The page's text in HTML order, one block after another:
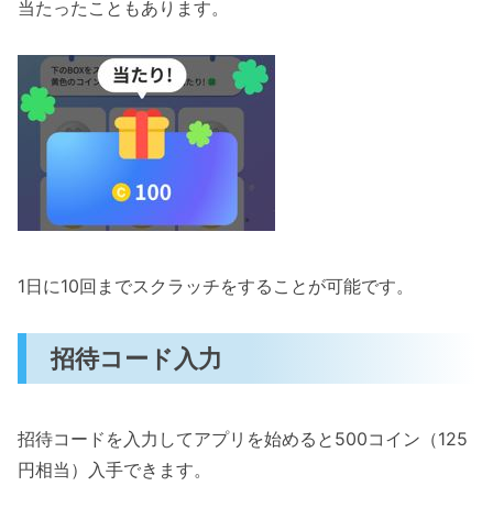
当たったこともあります。
1日に10回までスクラッチをすることが可能です。
招待コード入力
招待コードを入力してアプリを始めると500コイン（125
円相当）入手できます。